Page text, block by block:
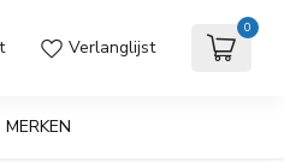
Verlanglijst
0
MERKEN